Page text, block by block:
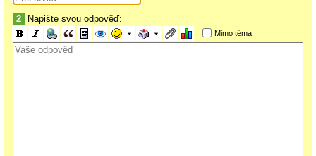
2 Napište svou odpověď:
Mimo téma